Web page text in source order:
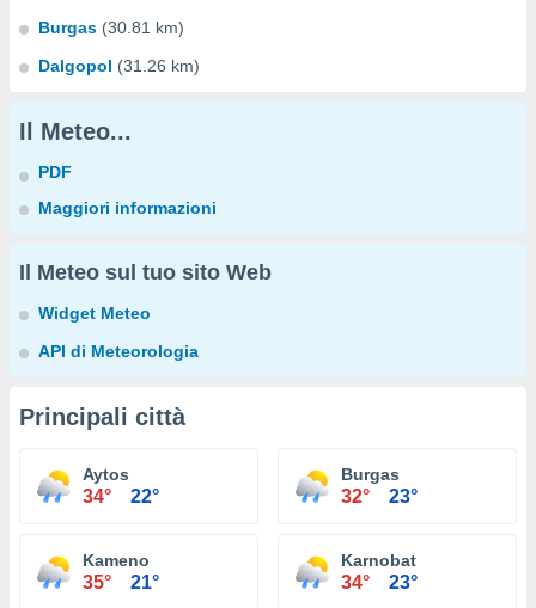
Burgas (30.81 km)
Dalgopol (31.26 km)
Il Meteo...
PDF
Maggiori informazioni
Il Meteo sul tuo sito Web
Widget Meteo
API di Meteorologia
Principali città
Aytos
34° 22°
Burgas
32° 23°
Kameno
35° 21°
Karnobat
34° 23°